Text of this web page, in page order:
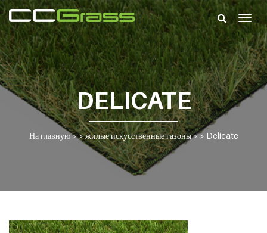
DELICATE
На главную> >жилые искусственные газоны> > Delicate